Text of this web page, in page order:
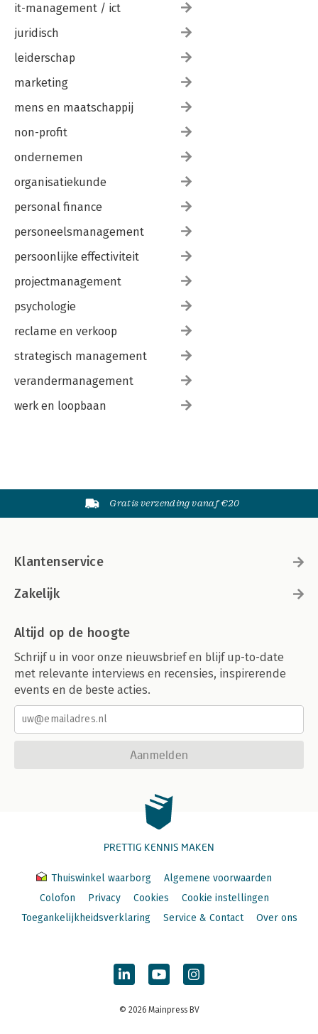
it-management / ict
juridisch
leiderschap
marketing
mens en maatschappij
non-profit
ondernemen
organisatiekunde
personal finance
personeelsmanagement
persoonlijke effectiviteit
projectmanagement
psychologie
reclame en verkoop
strategisch management
verandermanagement
werk en loopbaan
Gratis verzending vanaf €20
Klantenservice
Zakelijk
Altijd op de hoogte
Schrijf u in voor onze nieuwsbrief en blijf up-to-date
met relevante interviews en recensies, inspirerende
events en de beste acties.
Aanmelden
PRETTIG KENNIS MAKEN
Thuiswinkel waarborg
Algemene voorwaarden
Colofon
Privacy Cookies
Cookie instellingen
Toegankelijkheidsverklaring
Service & Contact Over ons
© 2026 Mainpress BV